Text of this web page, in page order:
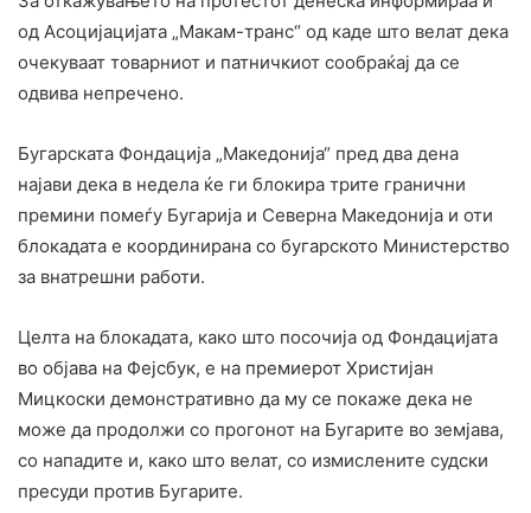
од Асоцијацијата „Макам-транс“ од каде што велат дека
очекуваат товарниот и патничкиот сообраќај да се
одвива непречено.
Бугарската Фондација „Македонија“ пред два дена
најави дека в недела ќе ги блокира трите гранични
премини помеѓу Бугарија и Северна Македонија и оти
блокадата е координирана со бугарското Министерство
за внатрешни работи.
Целта на блокадата, како што посочија од Фондацијата
во објава на Фејсбук, е на премиерот Христијан
Мицкоски демонстративно да му се покаже дека не
може да продолжи со прогонот на Бугарите во земјава,
со нападите и, како што велат, со измислените судски
пресуди против Бугарите.